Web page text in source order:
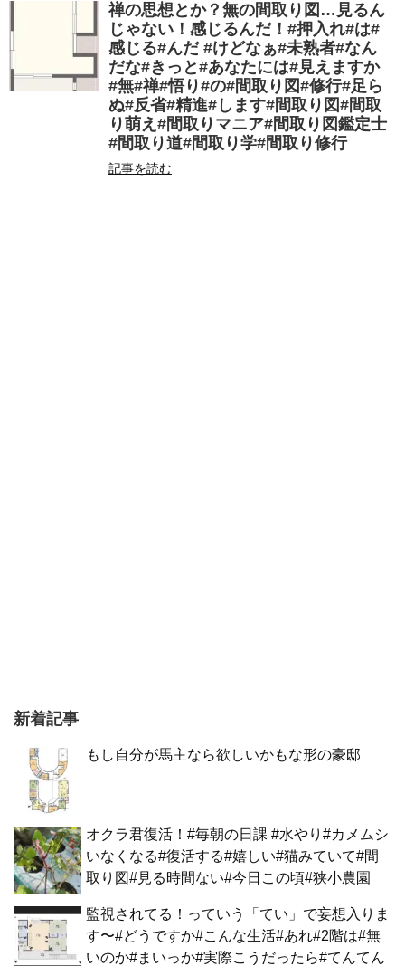
禅の思想とか？無の間取り図…見るん
じゃない！感じるんだ！#押入れ#は#
感じる#んだ #けどなぁ#未熟者#なん
だな#きっと#あなたには#見えますか
#無#禅#悟り#の#間取り図#修行#足ら
ぬ#反省#精進#します#間取り図#間取
り萌え#間取りマニア#間取り図鑑定士
#間取り道#間取り学#間取り修行
記事を読む
新着記事
もし自分が馬主なら欲しいかもな形の豪邸
オクラ君復活！#毎朝の日課 #水やり#カメムシ
いなくなる#復活する#嬉しい#猫みていて#間
取り図#見る時間ない#今日この頃#狭小農園
監視されてる！っていう「てい」で妄想入りま
す〜#どうですか#こんな生活#あれ#2階は#無
いのか#まいっか#実際こうだったら#てんてん